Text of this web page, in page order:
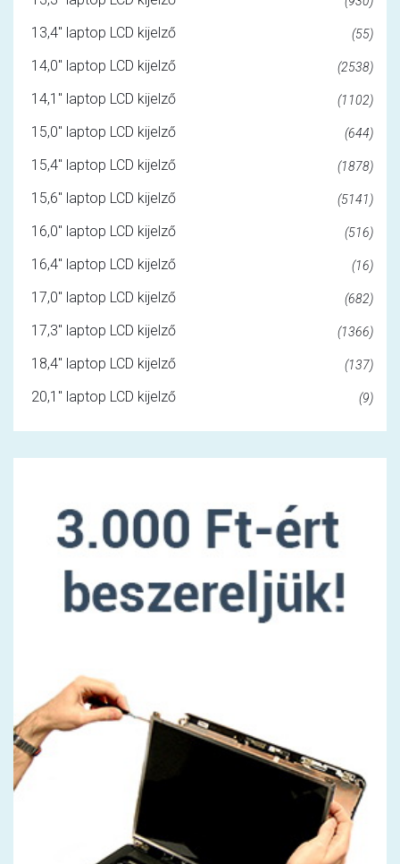
13,4" laptop LCD kijelző (55)
14,0" laptop LCD kijelző (2538)
14,1" laptop LCD kijelző (1102)
15,0" laptop LCD kijelző (644)
15,4" laptop LCD kijelző (1878)
15,6" laptop LCD kijelző (5141)
16,0" laptop LCD kijelző (516)
16,4" laptop LCD kijelző (16)
17,0" laptop LCD kijelző (682)
17,3" laptop LCD kijelző (1366)
18,4" laptop LCD kijelző (137)
20,1" laptop LCD kijelző (9)